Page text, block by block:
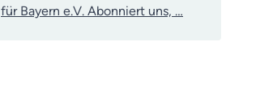
für Bayern e.V. Abonniert uns, …